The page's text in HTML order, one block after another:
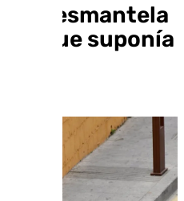
desmantela
que suponía